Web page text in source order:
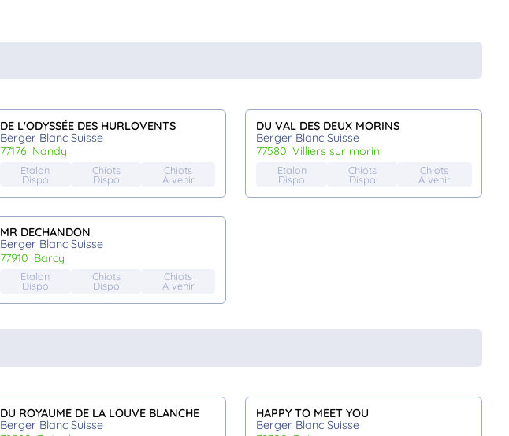
DE L'ODYSSÉE DES HURLOVENTS
Berger Blanc Suisse
77176
nandy
Etalon
Dispo
Chiots
Dispo
Chiots
A venir
DU VAL DES DEUX MORINS
Berger Blanc Suisse
77580
villiers sur morin
Etalon
Dispo
Chiots
Dispo
Chiots
A venir
MR DECHANDON
Berger Blanc Suisse
77910
barcy
Etalon
Dispo
Chiots
Dispo
Chiots
A venir
DU ROYAUME DE LA LOUVE BLANCHE
Berger Blanc Suisse
HAPPY TO MEET YOU
Berger Blanc Suisse